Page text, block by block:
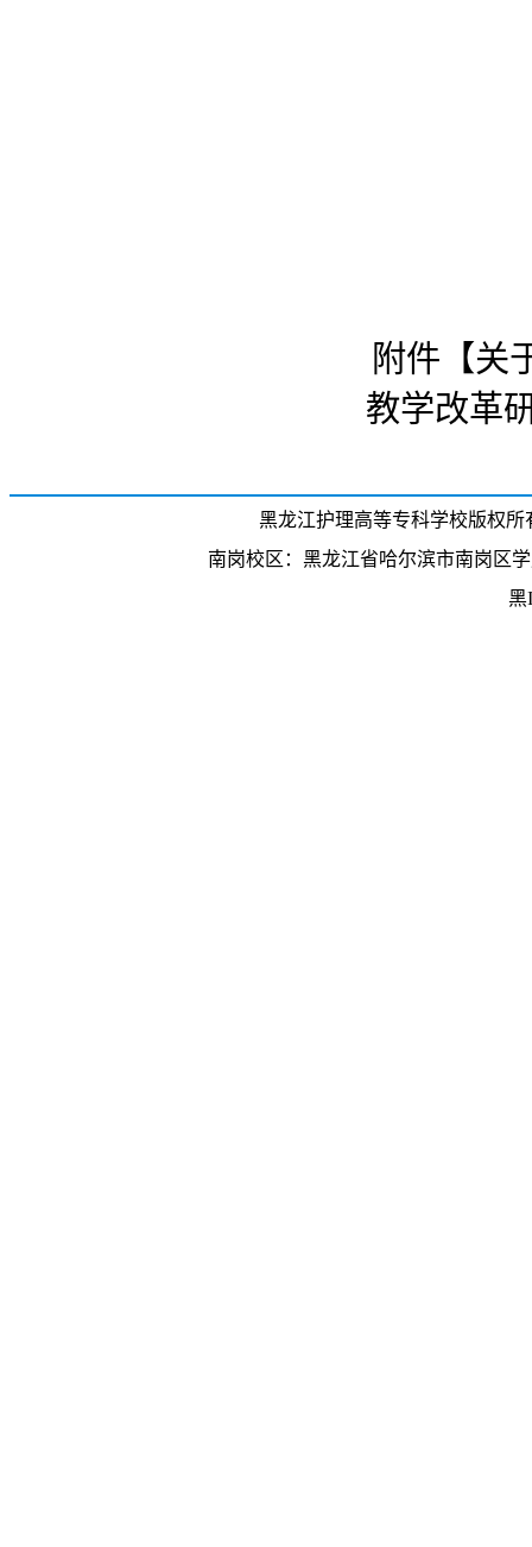
附件【关
教学改革
黑龙江护理高等专科学校版权所
南岗校区：黑龙江省哈尔滨市南岗区
黑